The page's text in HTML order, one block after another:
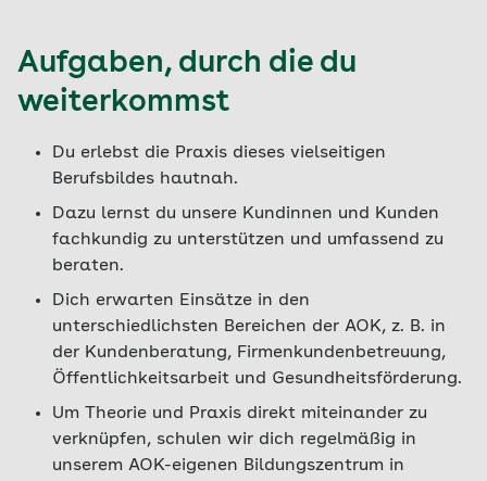
Aufgaben, durch die du
weiterkommst
Du erlebst die Praxis dieses vielseitigen
Berufsbildes hautnah.
Dazu lernst du unsere Kundinnen und Kunden
fachkundig zu unterstützen und umfassend zu
beraten.
Dich erwarten Einsätze in den
unterschiedlichsten Bereichen der AOK, z. B. in
der Kundenberatung, Firmenkundenbetreuung,
Öffentlichkeitsarbeit und Gesundheitsförderung.
Um Theorie und Praxis direkt miteinander zu
verknüpfen, schulen wir dich regelmäßig in
unserem AOK-eigenen Bildungszentrum in